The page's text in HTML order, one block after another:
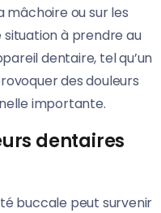
mâchoire ou sur les
à prendre au
dentaire, tel qu’un
des douleurs
importante.
dentaires
buccale peut survenir